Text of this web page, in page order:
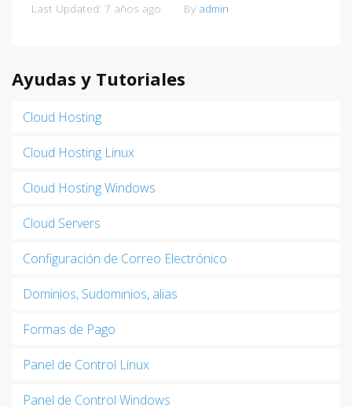
Last Updated: 7 años ago By admin
Ayudas y Tutoriales
Cloud Hosting
Cloud Hosting Linux
Cloud Hosting Windows
Cloud Servers
Configuración de Correo Electrónico
Dominios, Sudominios, alias
Formas de Pago
Panel de Control Linux
Panel de Control Windows